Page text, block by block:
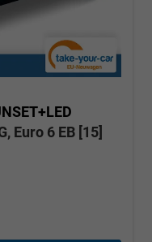
Euro 6 EB [15]